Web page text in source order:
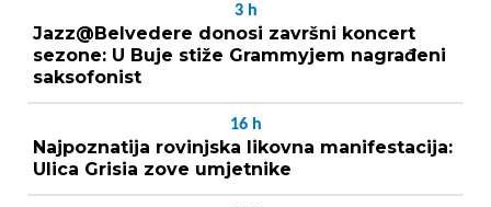
3 h
Jazz@Belvedere donosi završni koncert
sezone: U Buje stiže Grammyjem nagrađeni
saksofonist
16 h
Najpoznatija rovinjska likovna manifestacija:
Ulica Grisia zove umjetnike